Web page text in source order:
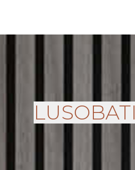
LUSOBATI